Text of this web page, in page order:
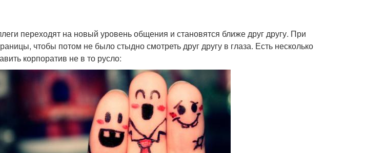
переходят на новый уровень общения и становятся ближе друг другу. При
чтобы потом не было стыдно смотреть друг другу в глаза. Есть несколько
корпоратив не в то русло: